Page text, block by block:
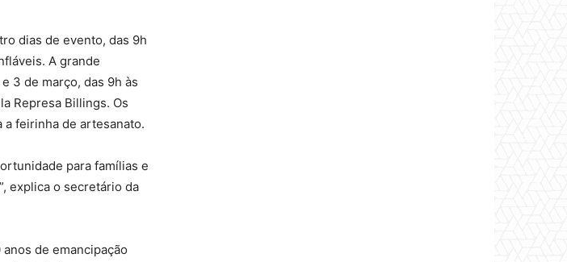
dias de evento, das 9h
A grande
3 de março, das 9h às
Represa Billings. Os
feirinha de artesanato.
para famílias e
explica o secretário da
de emancipação